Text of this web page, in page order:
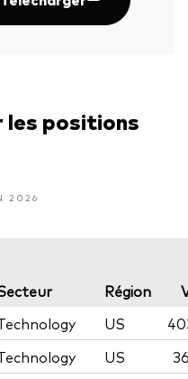
les positions
2026
Région
US
US